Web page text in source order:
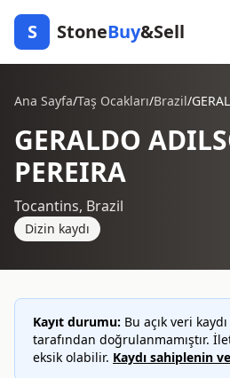
S StoneBuy&Sell
Ana Sayfa/Taş Ocakları/Brazil/
GERALDO
PEREIRA
Tocantins, Brazil
Dizin kaydı
Kayıt durumu: Bu açık veri
tarafından doğrulanmamıştır.
eksik olabilir. Kaydı sahiplenin